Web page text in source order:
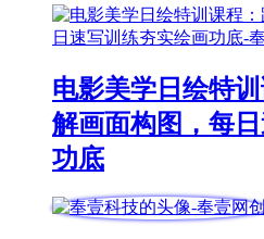
电影美学日绘特
解画面构图，每
功底